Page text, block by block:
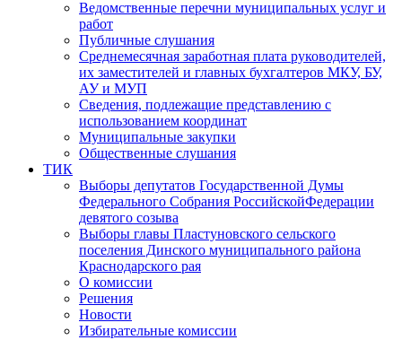
Ведомственные перечни муниципальных услуг и
работ
Публичные слушания
Среднемесячная заработная плата руководителей,
их заместителей и главных бухгалтеров МКУ, БУ,
АУ и МУП
Сведения, подлежащие представлению с
использованием координат
Муниципальные закупки
Общественные слушания
ТИК
Выборы депутатов Государственной Думы
Федерального Собрания РоссийскойФедерации
девятого созыва
Выборы главы Пластуновского сельского
поселения Динского муниципального района
Краснодарского рая
О комиссии
Решения
Новости
Избирательные комиссии